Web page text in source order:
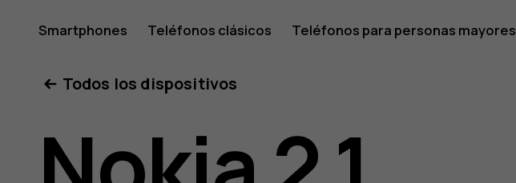
Guía
del
Smartphones Teléfonos clásicos Teléfonos para personas mayores
Todos los dispositivos